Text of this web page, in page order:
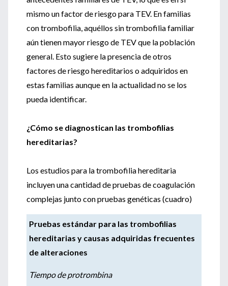
mismo un factor de riesgo para TEV. En familias
con trombofilia, aquéllos sin trombofilia familiar
aún tienen mayor riesgo de TEV que la población
general. Esto sugiere la presencia de otros
factores de riesgo hereditarios o adquiridos en
estas familias aunque en la actualidad no se los
pueda identificar.
¿Cómo se diagnostican las trombofilias
hereditarias?
Los estudios para la trombofilia hereditaria
incluyen una cantidad de pruebas de coagulación
complejas junto con pruebas genéticas (cuadro)
Pruebas estándar para las trombofilias
hereditarias y causas adquiridas frecuentes
de alteraciones
Tiempo de protrombina